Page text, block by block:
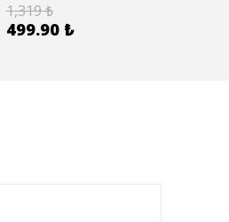
1,319 ₺
499.90 ₺